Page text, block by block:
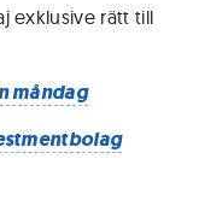
exklusive rätt till
måndag